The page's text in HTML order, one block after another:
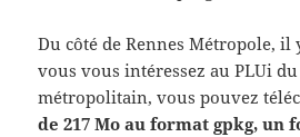
Du côté de Rennes Métropole, il
vous vous intéressez au PLUi
métropolitain, vous pouvez
de 217 Mo au format gpkg,